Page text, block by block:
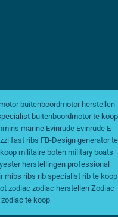
buitenboordmotor herstellen
buitenboordmotor te koop
marine Evinrude Evinrude E-
fast ribs FB-Design generator te
militaire boten military boats
herstellingen professional
rhibs ribs rib specialist rib te koop
zodiac zodiac herstellen Zodiac
zodiac te koop